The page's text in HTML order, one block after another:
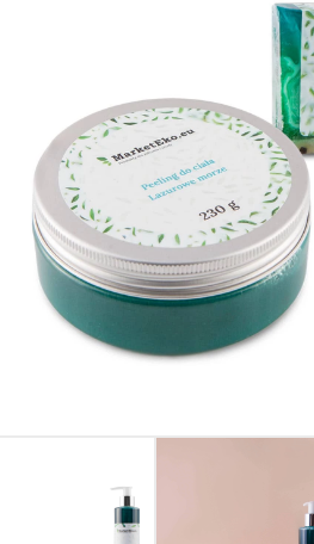
Żele pod
prysznic
MarketEko.eu
Zestawy
kosmetyków
MarketEko.eu